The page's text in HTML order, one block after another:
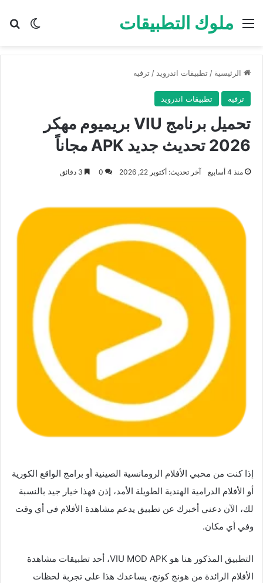
الوضع ملوك التطبيقاتالقائمة
الرئيسية / تطبيقات اندرويد / ترفيه
ترفيه تطبيقات اندرويد
تحميل برنامج VIU بريميوم مهكر
2026 تحديث جديد APK مجاناً
منذ 4 أسابيع آخر تحديث: أكتوبر 22, 2026 0
إذا كنت من محبي الأفلام الرومانسية الصينية أو برامج الواقع الكورية
أو الأفلام الدرامية الهندية الطويلة الأمد، إذن فهذا خيار جيد بالنسبة
لك، الآن دعني أخبرك عن تطبيق يدعم مشاهدة الأفلام في أي وقت
وفي أي مكان.
التطبيق المذكور هنا هو VIU MOD APK، أحد تطبيقات مشاهدة
الأفلام الرائدة من هونج كونج، يساعدك هذا على تجربة لحظات